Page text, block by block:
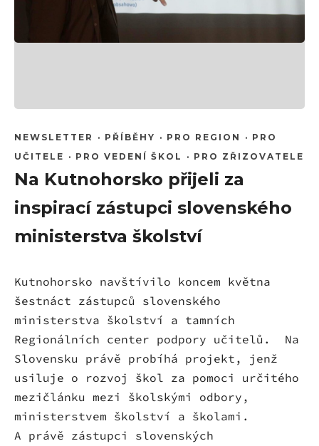
NEWSLETTER · PŘÍBĚHY · PRO REGION · PRO
UČITELE · PRO VEDENÍ ŠKOL · PRO ZŘIZOVATELE
Na Kutnohorsko přijeli za
inspirací zástupci slovenského
ministerstva školství
Kutnohorsko navštívilo koncem května
šestnáct zástupců slovenského
ministerstva školství a tamních
Regionálních center podpory učitelů. Na
Slovensku právě probíhá projekt, jenž
usiluje o rozvoj škol za pomoci určitého
mezičlánku mezi školskými odbory,
ministerstvem školství a školami.
A právě zástupci slovenských